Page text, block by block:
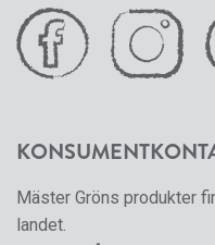
Mäster Gröns produkter
landet.